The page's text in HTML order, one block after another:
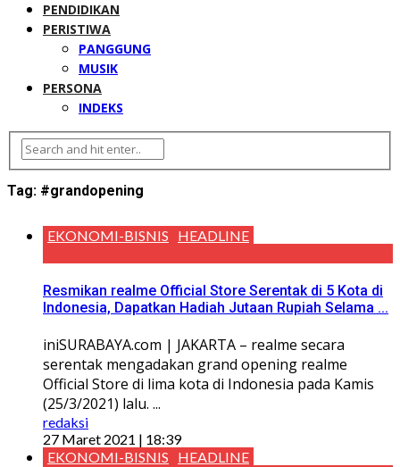
PENDIDIKAN
PERISTIWA
PANGGUNG
MUSIK
PERSONA
INDEKS
Tag: #grandopening
EKONOMI-BISNIS HEADLINE
Resmikan realme Official Store Serentak di 5 Kota di
Indonesia, Dapatkan Hadiah Jutaan Rupiah Selama ...
iniSURABAYA.com | JAKARTA – realme secara
serentak mengadakan grand opening realme
Official Store di lima kota di Indonesia pada Kamis
(25/3/2021) lalu. ...
redaksi
27 Maret 2021 | 18:39
EKONOMI-BISNIS
HEADLINE